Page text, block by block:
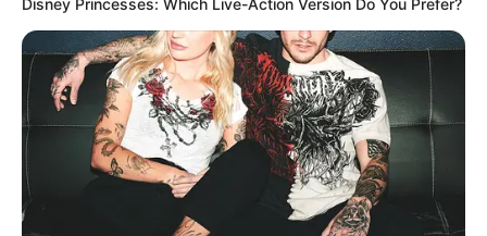
2. Rose (BLACKPINK)
Disney Princesses: Which Live-Action Version Do You Prefer?